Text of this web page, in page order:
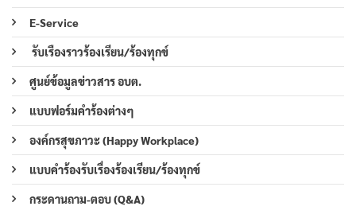
E-Service
รับเรืองราวร้องเรียน/ร้องทุกข์
ศูนย์ข้อมูลข่าวสาร อบต.
แบบฟอร์มคำร้องต่างๆ
องค์กรสุขภาวะ (Happy Workplace)
แบบคำร้องรับเรื่องร้องเรียน/ร้องทุกข์
กระดานถาม-ตอบ (Q&A)